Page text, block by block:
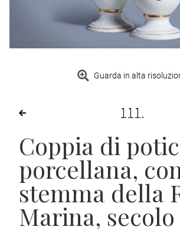
Guarda in alta
111
Coppia di
porcellana,
stemma della
Marina, secolo